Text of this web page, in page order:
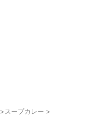
>スープカレー >